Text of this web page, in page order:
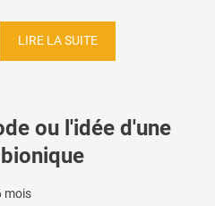
LIRE LA SUITE
ou l'idée d'une
mois